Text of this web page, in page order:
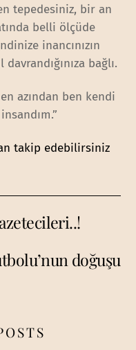
tepedesiniz, bir an
belli ölçüde
inancınızın
bağlı.
azından ben kendi
takip edebilirsiniz
doğuşu